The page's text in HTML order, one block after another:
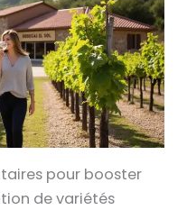
pour booster
de variétés